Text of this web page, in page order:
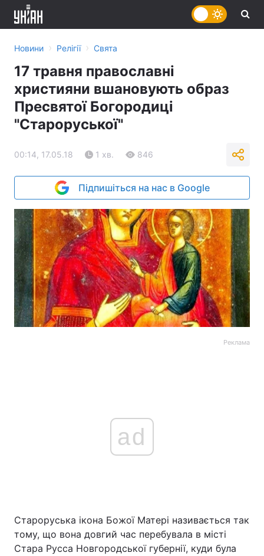
Новини › Релігії › Свята
17 травня православні
християни вшановують образ
Пресвятої Богородиці
"Староруської"
00:14, 17.05.18 1 хв. 846
Підпишіться на нас в Google
Реклама
ad
Староруська ікона Божої Матері називається так
тому, що вона довгий час перебувала в місті
Стара Русса Новгородської губернії, куди була